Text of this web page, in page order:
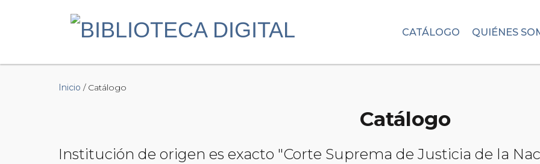
CATÁLOGO QUIÉNES
Inicio / Catálogo
Catálogo
Institución de origen es exacto "Corte Suprema de Justicia de la